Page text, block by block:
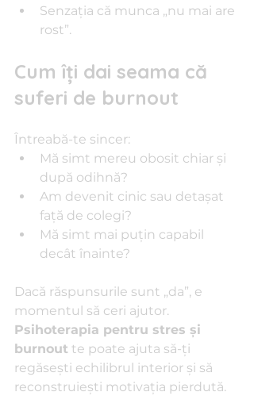
Senzația că munca „nu mai are
rost”.
Cum îți dai seama că
suferi de burnout
Întreabă-te sincer:
Mă simt mereu obosit chiar și
după odihnă?
Am devenit cinic sau detașat
față de colegi?
Mă simt mai puțin capabil
decât înainte?
Dacă răspunsurile sunt „da”, e
momentul să ceri ajutor.
Psihoterapia pentru stres și
burnout te poate ajuta să-ți
regăsești echilibrul interior și să
reconstruiești motivația pierdută.